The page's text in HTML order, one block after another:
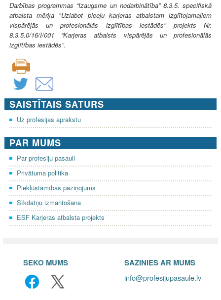
Darbības programmas “Izaugsme un nodarbinātība” 8.3.5. specifiskā
atbalsta mērķa "Uzlabot pieeju karjeras atbalstam izglītojamajiem
vispārējās un profesionālās izglītības iestādēs" projekts Nr.
8.3.5.0/16/I/001 “Karjeras atbalsts vispārējās un profesionālās
izglītības iestādēs”.
SAISTĪTAIS SATURS
Uz profesijas aprakstu
PAR MUMS
Par profesiju pasauli
Privātuma politika
Piekļūstamības paziņojums
Sīkdatņu izmantošana
ESF Karjeras atbalsta projekts
SEKO MUMS SAZINIES AR MUMS
info@profesijupasaule.lv